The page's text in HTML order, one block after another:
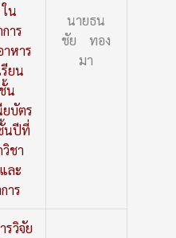
น
าร
หาร
ยน
น
บัตร
นปีที่
ชา
ละ
าร
นายธน
ชัย ทอง
มา
รวิจัย